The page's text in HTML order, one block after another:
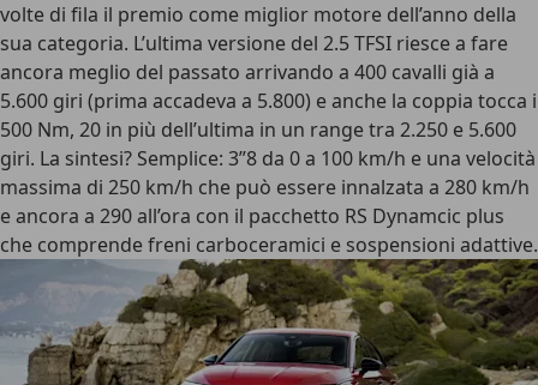
volte di fila il premio come miglior motore dell’anno della
sua categoria. L’ultima versione del 2.5 TFSI riesce a fare
ancora meglio del passato arrivando a 400 cavalli già a
5.600 giri (prima accadeva a 5.800) e anche la coppia tocca i
500 Nm, 20 in più dell’ultima in un range tra 2.250 e 5.600
giri. La sintesi? Semplice: 3”8 da 0 a 100 km/h e una velocità
massima di 250 km/h che può essere innalzata a 280 km/h
e ancora a 290 all’ora con il pacchetto RS Dynamcic plus
che comprende freni carboceramici e sospensioni adattive.